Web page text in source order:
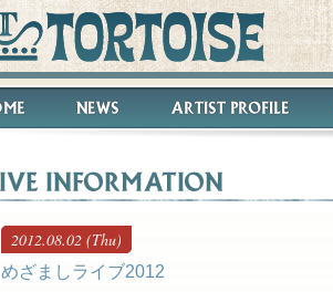
2012.08.02 (Thu)
めざましライブ2012